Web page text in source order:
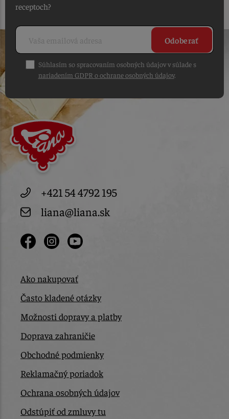
receptoch?
Odoberať
Súhlasím so spracovaním osobných údajov v súlade s
nariadením GDPR o ochrane osobných údajov.
+421 54 4792 195
liana@liana.sk
Ako nakupovať
Často kladené otázky
Možnosti dopravy a platby
Doprava zahraničie
Obchodné podmienky
Reklamačný poriadok
Ochrana osobných údajov
Odstúpiť od zmluvy tu